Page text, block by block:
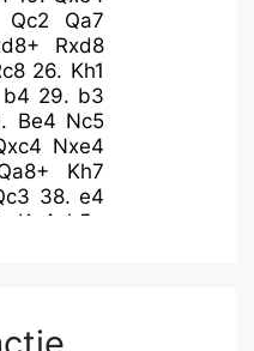
Qc2
Qa7
Rxd8
26. Kh1
b4 29. b3
Be4 Nc5
Nxe4
Kh7
38.e4
Kg4
h5+